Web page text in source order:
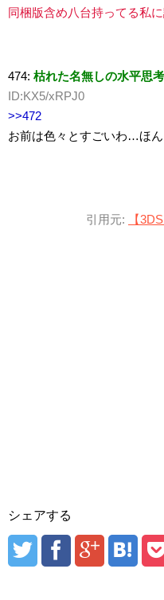
同梱版含め八台持ってる私
474: 枯れた名無しの水平思考
ID:KX5/xRPJ0
>>472
お前は色々とすごいわ…ほ
引用元: 【
シェアする